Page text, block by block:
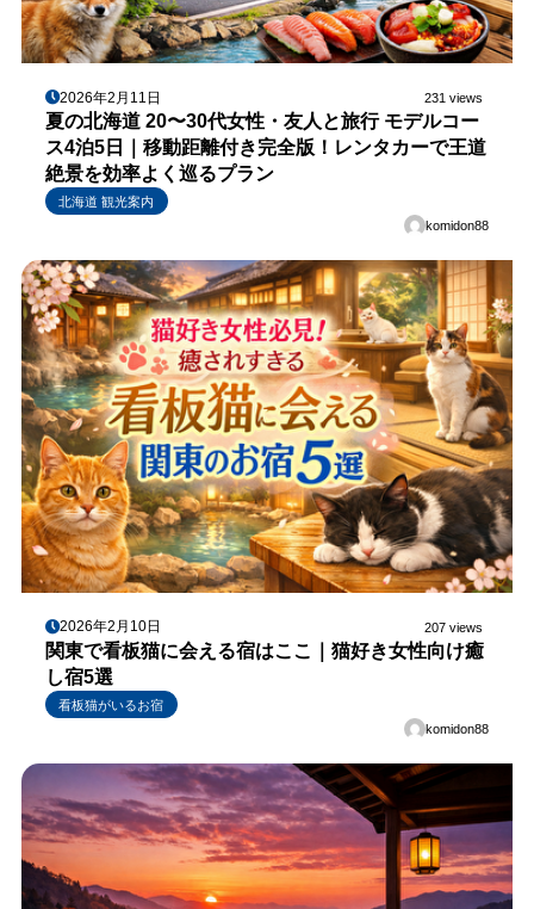
2026年2月11日 231 views
夏の北海道 20〜30代女性・友人と旅行 モデルコー
ス4泊5日｜移動距離付き完全版！レンタカーで王道
絶景を効率よく巡るプラン
北海道 観光案内
komidon88
2026年2月10日 207 views
関東で看板猫に会える宿はここ｜猫好き女性向け癒
し宿5選
看板猫がいるお宿
komidon88